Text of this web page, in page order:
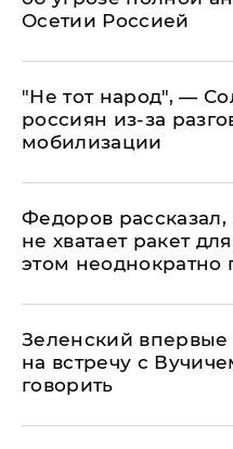
Осетии Россией
​"Не тот народ", —
россиян из-за
мобилизации
Федоров
не хватает ракет
этом неоднократно
Зеленский
на встречу с
говорить